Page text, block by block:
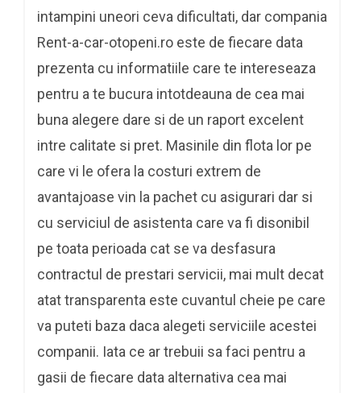
intampini uneori ceva dificultati, dar compania
Rent-a-car-otopeni.ro este de fiecare data
prezenta cu informatiile care te intereseaza
pentru a te bucura intotdeauna de cea mai
buna alegere dare si de un raport excelent
intre calitate si pret. Masinile din flota lor pe
care vi le ofera la costuri extrem de
avantajoase vin la pachet cu asigurari dar si
cu serviciul de asistenta care va fi disonibil
pe toata perioada cat se va desfasura
contractul de prestari servicii, mai mult decat
atat transparenta este cuvantul cheie pe care
va puteti baza daca alegeti serviciile acestei
companii. Iata ce ar trebuii sa faci pentru a
gasii de fiecare data alternativa cea mai